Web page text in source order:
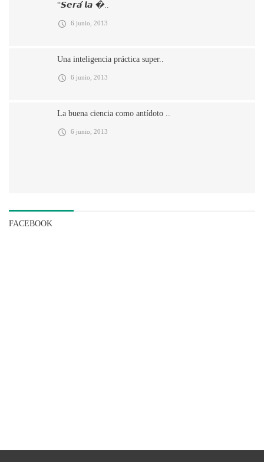
“𝙎𝙚𝙧𝙖́ 𝙡𝙖 �..
6 junio, 2013
Una inteligencia práctica super..
6 junio, 2013
La buena ciencia como antídoto ..
6 junio, 2013
FACEBOOK